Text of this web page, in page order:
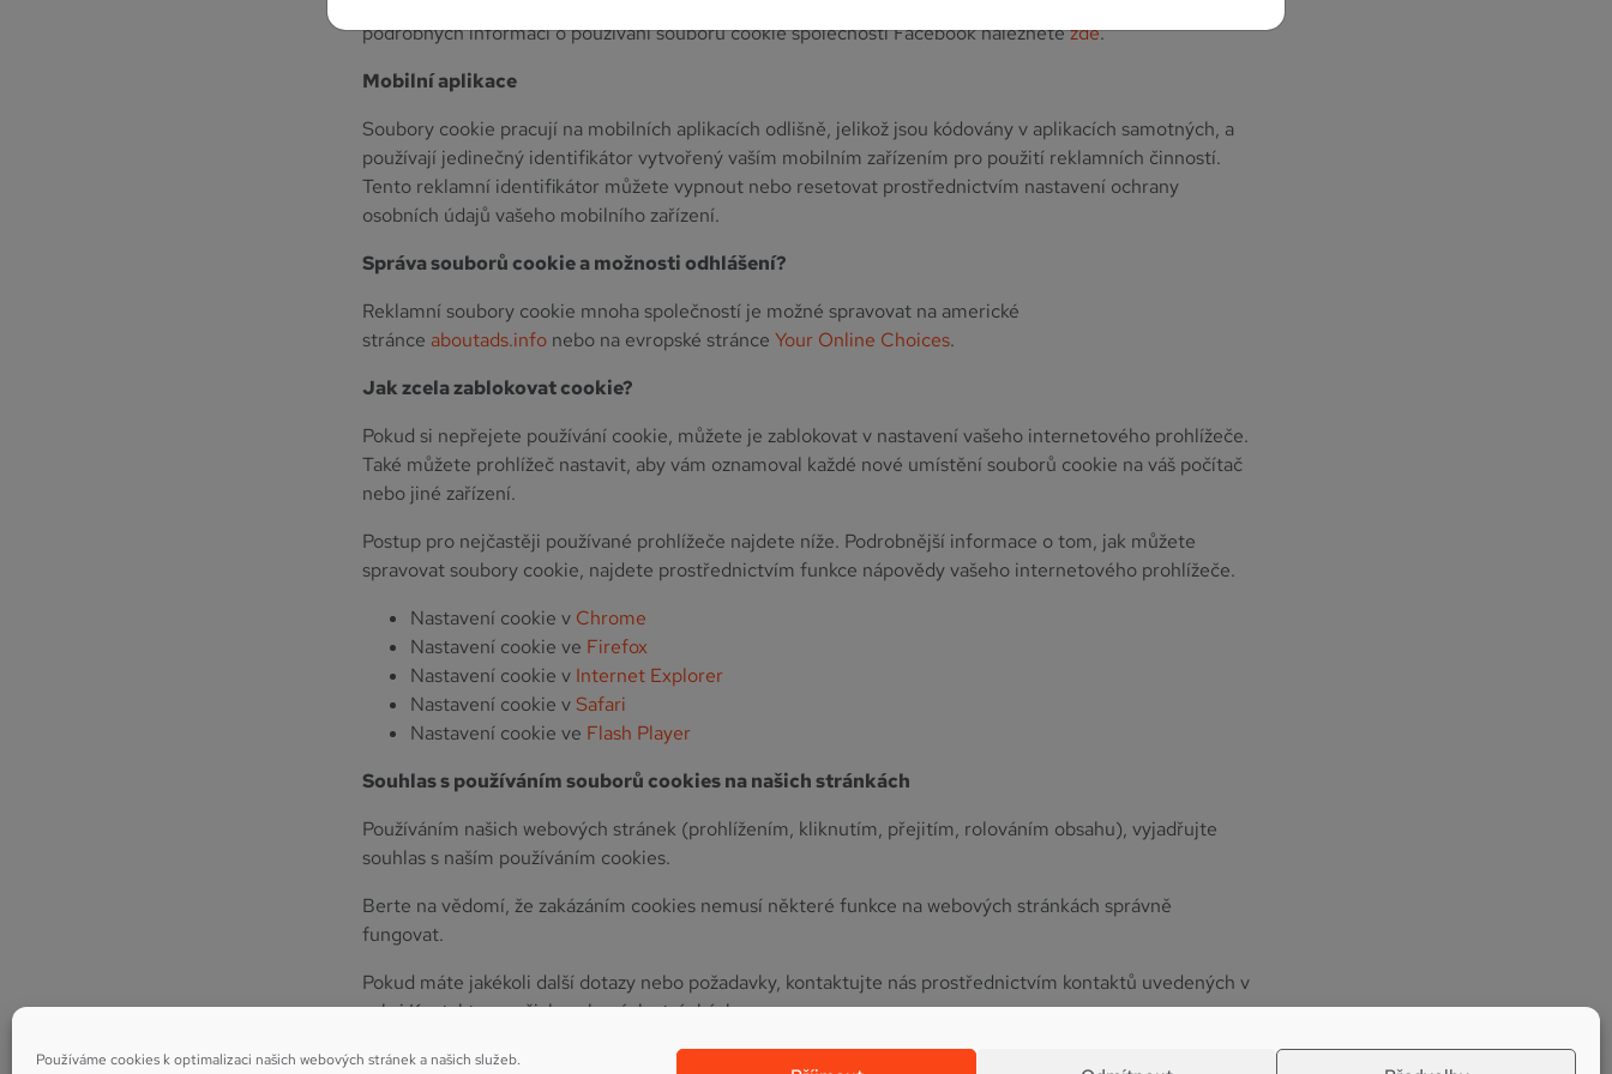
Používáme cookies k optimalizaci našich webových stránek a našich služeb.
podrobných informací o používání souborů cookie společností Facebook naleznetezde.
Mobilní aplikace
Soubory cookie pracují na mobilních aplikacích odlišně, jelikož jsou kódovány v aplikacích samotných, a
používají jedinečný identifikátor vytvořený vaším mobilním zařízením pro použití reklamních činností.
Tento reklamní identifikátor můžete vypnout nebo resetovat prostřednictvím nastavení ochrany
osobních údajů vašeho mobilního zařízení.
Správa souborů cookie a možnosti odhlášení?
Reklamní soubory cookie mnoha společností je možné spravovat na americké
stránce aboutads.info nebo na evropské stránce Your Online Choices.
Jak zcela zablokovat cookie?
Pokud si nepřejete používání cookie, můžete je zablokovat v nastavení vašeho internetového prohlížeče.
Také můžete prohlížeč nastavit, aby vám oznamoval každé nové umístění souborů cookie na váš počítač
nebo jiné zařízení.
Postup pro nejčastěji používané prohlížeče najdete níže. Podrobnější informace o tom, jak můžete
spravovat soubory cookie, najdete prostřednictvím funkce nápovědy vašeho internetového prohlížeče.
Nastavení cookie v Chrome
Nastavení cookie ve Firefox
Nastavení cookie v Internet Explorer
Nastavení cookie vSafari
Nastavení cookie ve Flash Player
Souhlas s používáním souborů cookies na našich stránkách
Používáním našich webových stránek (prohlížením, kliknutím, přejitím, rolováním obsahu), vyjadřujte
souhlas s naším používáním cookies.
Berte na vědomí, že zakázáním cookies nemusí některé funkce na webových stránkách správně
fungovat.
Pokud máte jakékoli další dotazy nebo požadavky, kontaktujte nás prostřednictvím kontaktů uvedených v
sekci Kontakt na našich webových stránkách.